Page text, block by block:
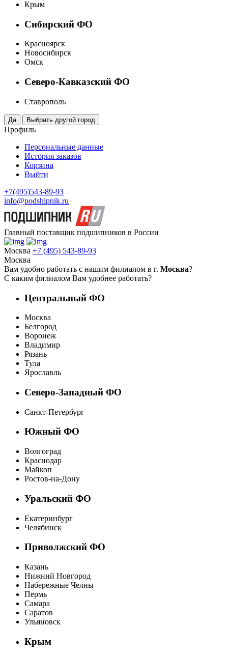
Крым
Сибирский ФО
Красноярск
Новосибирск
Омск
Северо-Кавказский ФО
Ставрополь
Профиль
Персональные данные
История заказов
Корзина
Выйти
+7(495)543-89-93
info@podshipnik.ru
Главный поставщик подшипников в России
Москва +7 (495) 543-89-93
Москва
Вам удобно работать с нашим филиалом в г. Москва?
С каким филиалом Вам удобнее работать?
Центральный ФО
Москва
Белгород
Воронеж
Владимир
Рязань
Тула
Ярославль
Северо-Западный ФО
Санкт-Петербург
Южный ФО
Волгоград
Краснодар
Майкоп
Ростов-на-Дону
Уральский ФО
Екатеринбург
Челябинск
Приволжский ФО
Казань
Нижний Новгород
Набережные Челны
Пермь
Самара
Саратов
Ульяновск
Крым